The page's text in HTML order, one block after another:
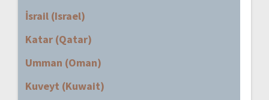
İsrail (Israel)
Katar (Qatar)
Umman (Oman)
Kuveyt (Kuwait)